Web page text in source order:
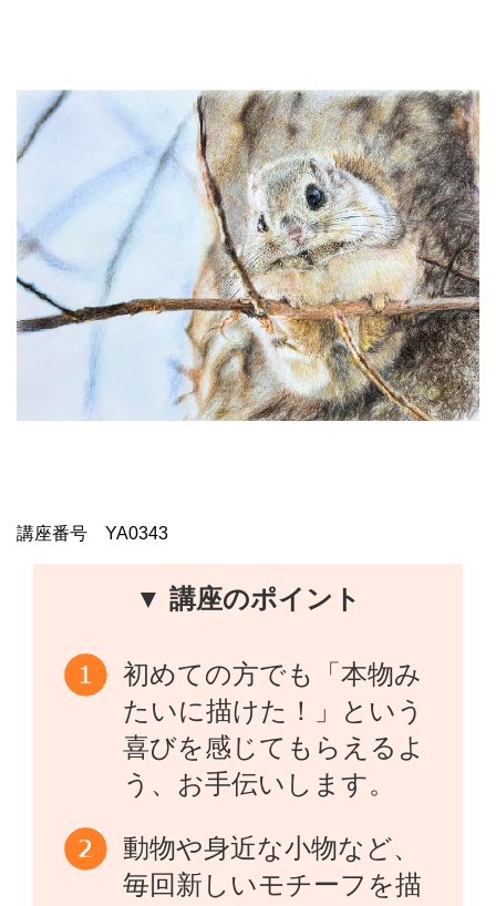
講座番号 YA0343
▼ 講座のポイント
初めての方でも「本物み
たいに描けた！」という
喜びを感じてもらえるよ
う、お手伝いします。
動物や身近な小物など、
毎回新しいモチーフを描